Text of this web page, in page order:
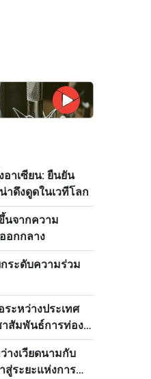
อาเซียน: ยืนยัน
ดึงดูดในเวทีโลก
นจากความ
อกกลาง
ระดับความร่วม
ะหว่างประเทศ
าสัมพันธ์การท่อง
งเวียดนามกับ
สู่ระยะแห่งการ